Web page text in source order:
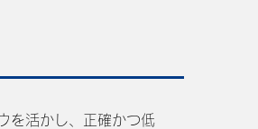
を活かし、正確かつ低